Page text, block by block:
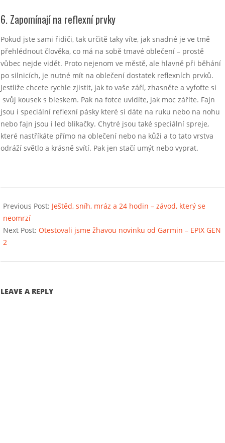
6. Zapomínají na reflexní prvky
Pokud jste sami řidiči, tak určitě taky víte, jak snadné je ve tmě
přehlédnout člověka, co má na sobě tmavé oblečení – prostě
vůbec nejde vidět. Proto nejenom ve městě, ale hlavně při běhání
po silnicích, je nutné mít na oblečení dostatek reflexních prvků.
Jestliže chcete rychle zjistit, jak to vaše září, zhasněte a vyfoťte si
svůj kousek s bleskem. Pak na fotce uvidíte, jak moc záříte. Fajn
jsou i speciální reflexní pásky které si dáte na ruku nebo na nohu
nebo fajn jsou i led blikačky. Chytré jsou také speciální spreje,
které nastříkáte přímo na oblečení nebo na kůži a to tato vrstva
odráží světlo a krásně svítí. Pak jen stačí umýt nebo vyprat.
01-
12
Previous Post: Ještěd, sníh, mráz a 24 hodin – závod, který se
neomrzí
Next Post: Otestovali jsme žhavou novinku od Garmin – EPIX GEN
2
LEAVE A REPLY